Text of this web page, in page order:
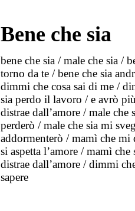
Bene che sia
bene che sia / male che sia /
torno da te / bene che sia
dimmi che cosa sai di me /
sia perdo il lavoro / e avrò
distrae dall’amore / male che
perderò / male che sia mi
addormenterò / mamì che mi
si aspetta l’amore / mamì
distrae dall’amore / dimmi
sapere